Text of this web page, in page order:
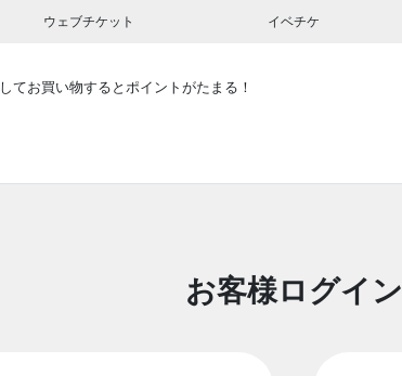
ウェブチケット イベチケ
してお買い物するとポイントがたまる！
お客様ログイン